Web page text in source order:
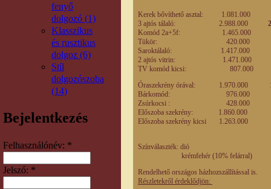
fenyő
dolgozó (1)
Klasszikus
és rusztikus
dolgoz (6)
Stíl
dolgozószoba
(14)
Bejelentkezés
Felhasználónév: *
Jelszó: *
Kerek bővíthető asztal:
3 ajtós tálaló: 2.988.000
Komód 2a+5f:
Tükör:
Saroktálaló:
2 ajtós vitrin: 1.471.000
TV komód kicsi:
Óraszekrény órával: 1.970.000
Bárkomód:
Zsúrkocsi :
Előszoba szekrény: 1.860.000
Előszoba szekrény kicsi
Színválaszték: dió
krémfehér (10% felárral)
Rendelhető országos házhozszállítással is.
Részletekről érdeklődjön: